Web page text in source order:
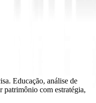
Educação, análise de
patrimônio com estratégia,